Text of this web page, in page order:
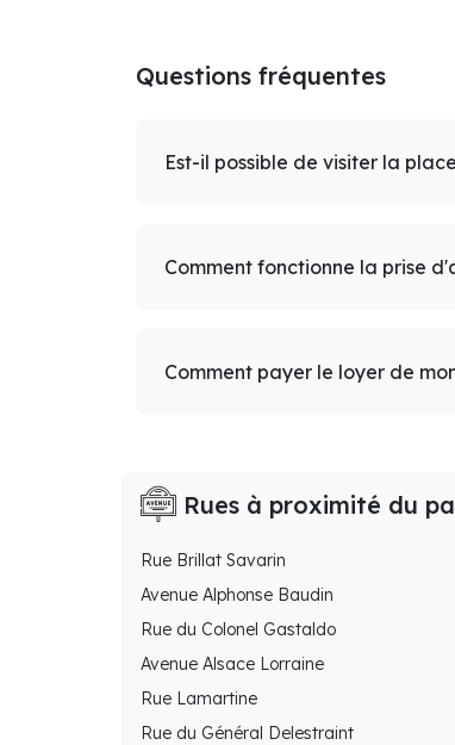
Questions fréquentes
Est-il possible de visiter la
Comment fonctionne la prise
Comment payer le loyer de
Rues à proximité du
Rue Brillat Savarin
Avenue Alphonse Baudin
Rue du Colonel Gastaldo
Avenue Alsace Lorraine
Rue Lamartine
Rue du Général Delestraint